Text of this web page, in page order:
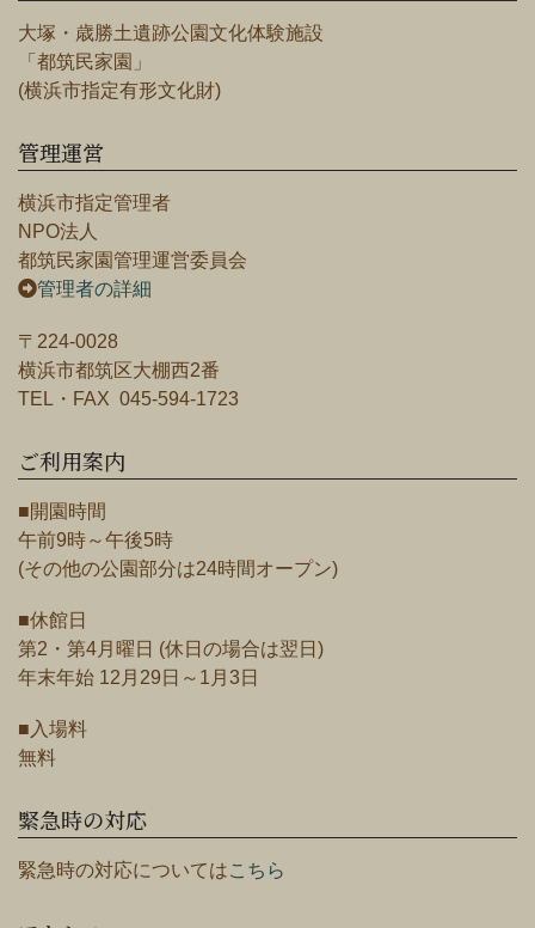
大塚・歳勝土遺跡公園文化体験施設
「都筑民家園」
(横浜市指定有形文化財)
管理運営
横浜市指定管理者
NPO法人
都筑民家園管理運営委員会
管理者の詳細
〒224-0028
横浜市都筑区大棚西2番
TEL・FAX 045-594-1723
ご利用案内
■開園時間
午前9時～午後5時
(その他の公園部分は24時間オープン)
■休館日
第2・第4月曜日 (休日の場合は翌日)
年末年始 12月29日～1月3日
■入場料
無料
緊急時の対応
緊急時の対応についてはこちら